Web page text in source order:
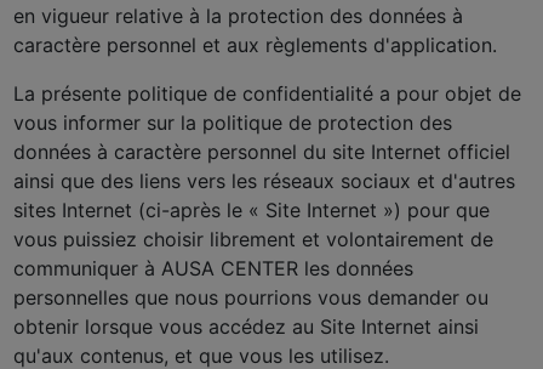
en vigueur relative à la protection des données à
caractère personnel et aux règlements d'application.
La présente politique de confidentialité a pour objet de
vous informer sur la politique de protection des
données à caractère personnel du site Internet officiel
ainsi que des liens vers les réseaux sociaux et d'autres
sites Internet (ci-après le « Site Internet ») pour que
vous puissiez choisir librement et volontairement de
communiquer à AUSA CENTER les données
personnelles que nous pourrions vous demander ou
obtenir lorsque vous accédez au Site Internet ainsi
qu'aux contenus, et que vous les utilisez.